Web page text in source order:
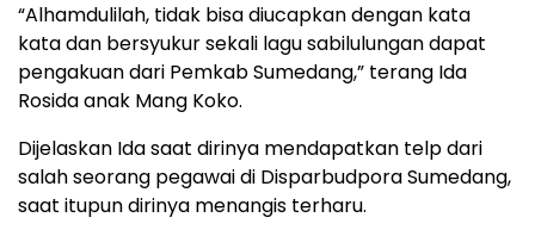
“Alhamdulilah, tidak bisa diucapkan dengan kata
kata dan bersyukur sekali lagu sabilulungan dapat
pengakuan dari Pemkab Sumedang,” terang Ida
Rosida anak Mang Koko.
Dijelaskan Ida saat dirinya mendapatkan telp dari
salah seorang pegawai di Disparbudpora Sumedang,
saat itupun dirinya menangis terharu.